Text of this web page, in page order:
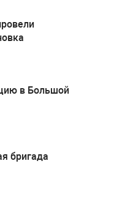
в Большой
бригада